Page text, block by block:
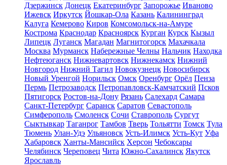
Дзержинск Донецк Екатеринбург Запорожье Иваново
Ижевск Иркутск Йошкар-Ола Казань Калининград
Калуга Кемерово Киров Комсомольск-на-Амуре
Кострома Краснодар Красноярск Курган Курск Кызыл
Липецк Луганск Магадан Магнитогорск Махачкала
Москва Мурманск Набережные Челны Нальчик Находка
Нефтеюганск Нижневартовск Нижнекамск Нижний
Новгород Нижний Тагил Новокузнецк Новосибирск
Новый Уренгой Норильск Омск Оренбург Орёл Пенза
Пермь Петрозаводск Петропавловск-Камчатский Псков
Пятигорск Ростов-на-Дону Рязань Салехард Самара
Санкт-Петербург Саранск Саратов Севастополь
Симферополь Смоленск Сочи Ставрополь Сургут
Сыктывкар Таганрог Тамбов Тверь Тольятти Томск Тула
Тюмень Улан-Удэ Ульяновск Усть-Илимск Усть-Кут Уфа
Хабаровск Ханты-Мансийск Херсон Чебоксары
Челябинск Череповец Чита Южно-Сахалинск Якутск
Ярославль